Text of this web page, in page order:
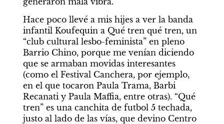
Hace poco llevé a mis hijes a ver la banda
infantil Koufequin a Qué tren qué tren, un
“club cultural lesbo-feminista” en pleno
Barrio Chino, porque me venían diciendo
que se armaban movidas interesantes
(como el Festival Canchera, por ejemplo,
en el que tocaron Paula Trama, Barbi
Recanati y Paula Maffia, entre otras). “Qué
tren” es una canchita de futbol 5 techada,
justo al lado de las vías, que devino Centro